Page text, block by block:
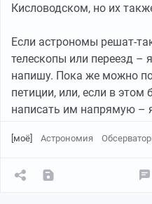
Кисловодском, но их
Если астрономы решат-
телескопы или переезд –
напишу. Пока же можно
петиции, или, если в этом
написать им напрямую –
[моё] Астрономия